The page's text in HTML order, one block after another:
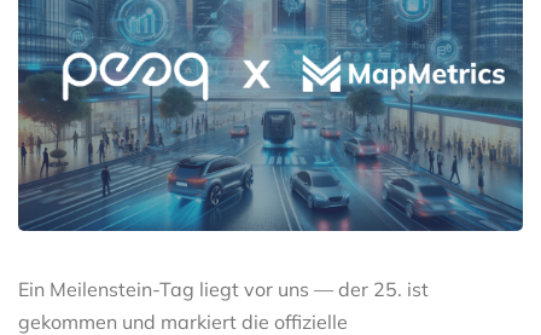
Ein Meilenstein-Tag liegt vor uns — der 25. ist
gekommen und markiert die offizielle